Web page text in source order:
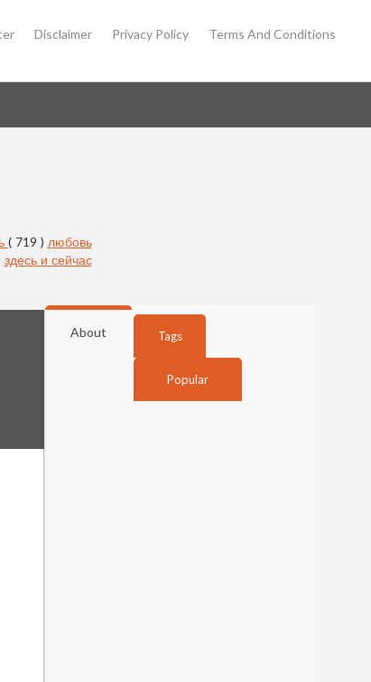
Disclaimer Privacy Policy Terms And Conditions
( 719 ) любовь
здесь и сейчас
About Tags
Popular